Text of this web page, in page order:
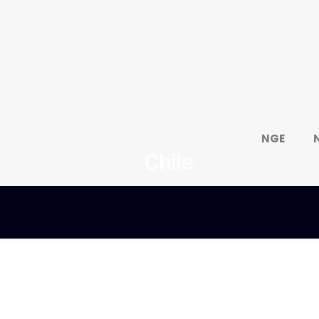
NGE